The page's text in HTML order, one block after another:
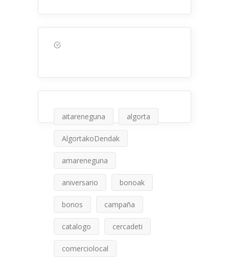
aitareneguna algorta
AlgortakoDendak
amareneguna
aniversario bonoak
bonos campaña
catalogo cercadeti
comerciolocal